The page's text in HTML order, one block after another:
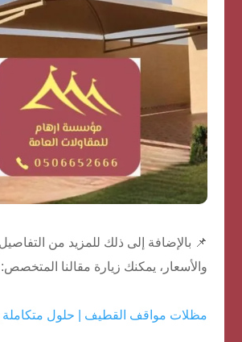
📌 بالإضافة إلى ذلك للمزيد من
والأسعار، يمكنك زيارة مقالنا المتخصص:
مظلات مواقف القطيف | حلول متكاملة